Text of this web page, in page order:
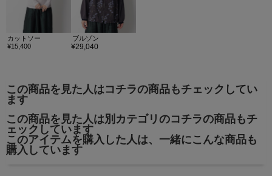
カットソー
¥15,400
ブルゾン
¥29,040
この商品を見た人はコチラの商品もチェックしてい
ます
この商品を見た人は別カテゴリのコチラの商品もチ
ェックしています
このアイテムを購入した人は、一緒にこんな商品も
購入しています